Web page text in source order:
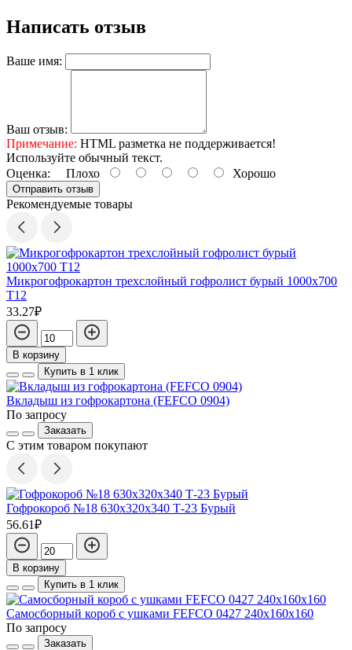
Написать отзыв
Ваше имя:
Ваш отзыв:
Примечание: HTML разметка не поддерживается!
Используйте обычный текст.
Оценка: Плохо Хорошо
Отправить отзыв
Рекомендуемые товары
Микрогофрокартон трехслойный гофролист бурый 1000х700
Т12
33.27₽
В корзину
Купить в 1 клик
Вкладыш из гофрокартона (FEFCO 0904)
По запросу
Заказать
С этим товаром покупают
Гофрокороб №18 630х320х340 Т-23 Бурый
56.61₽
В корзину
Купить в 1 клик
Самосборный короб с ушками FEFCO 0427 240х160х160
По запросу
Заказать